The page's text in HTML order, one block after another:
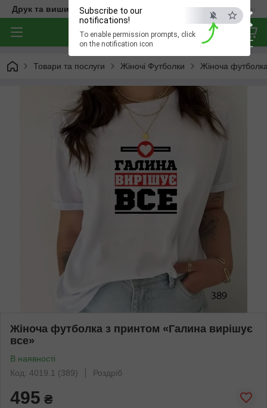
×
ESC
Subscribe to our
notifications!
To enable permission prompts, click
on the notification icon
Друк та вишивка на одязі — створюємо речі з характером
Товари та послуги Жіночі Футболки Жіноча
Жіноча футболка з принтом «Галина вирішує
все»
В наявності
Код: 4019.1 (389)
Роздріб
495 ₴